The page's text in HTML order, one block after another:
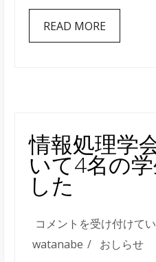
行
いREAD MORE
情報処理学
いて4名の
した
情
報
コメントを受け付けて
watanabe
おしらせ